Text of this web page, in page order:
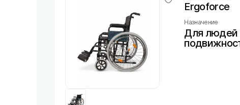
Ergoforce
Назначение
Для людей